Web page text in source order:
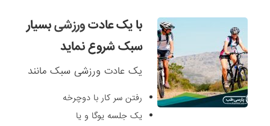
با یک عادتورزشیبسیار
سبک شروع نماید
یک عادت ورزشی سبک مانند
رفتن سر کار با دوچرخه
یک جلسه یوگا و یا